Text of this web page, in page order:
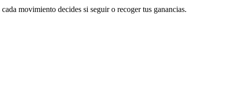
movimiento decides si seguir o recoger tus ganancias.